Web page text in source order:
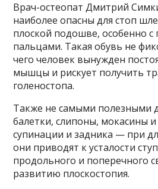
Врач-остеопат Дмитрий
наиболее опасны для стоп
плоской подошве, особенно
пальцами. Такая обувь не
чего человек вынужден
мышцы и рискует получить
голеностопа.
Также не самыми полезными
балетки, слипоны, мокасины и
супинации и задника — при
они приводят к усталости
продольного и поперечного
развитию плоскостопия.